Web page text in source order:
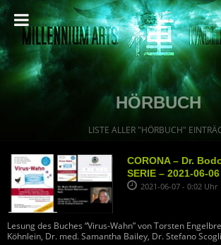
HÖRBUCH
LISTE ALLER "HÖRBUCH"
CORONA – Dr.
SERIE – 2021-06-
2021-06-07 - 0:02 Uhr
Lesung des Buches “Virus-Wahn” von Torsten
Köhnlein, Dr. med. Samantha Bailey, Dr. Stefano